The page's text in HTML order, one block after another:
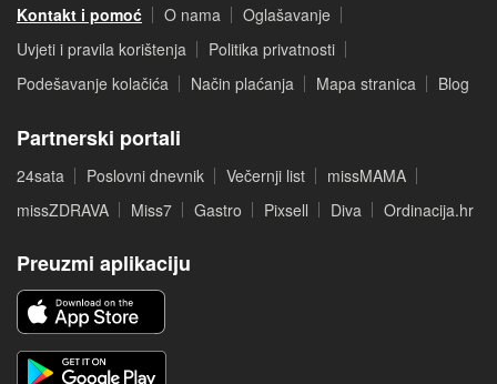
Kontakt i pomoć O nama
Oglašavanje
Uvjeti i pravila korištenja
Politika privatnosti
Podešavanje kolačića
Način plaćanja Mapa stranica Blog
Partnerski portali
24sata Poslovni dnevnik Večernji list
missMAMA
missZDRAVA
Miss7 Gastro Pixsell Diva Ordinacija.hr
Preuzmi aplikaciju